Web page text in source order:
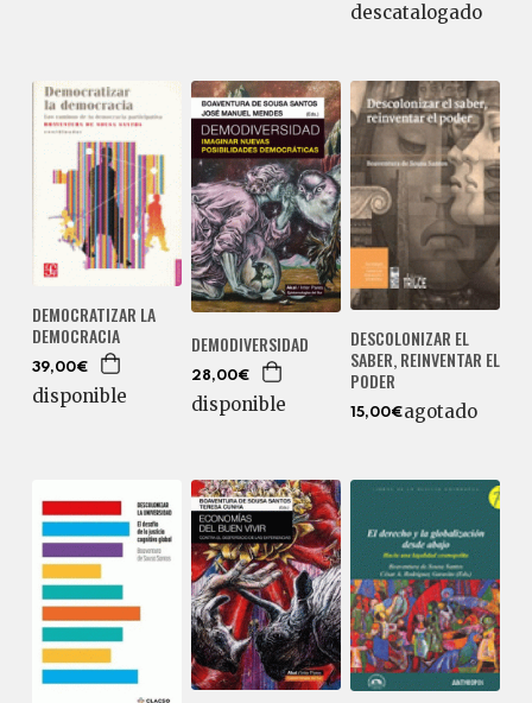
descatalogado
DEMOCRATIZAR LA
DEMOCRACIA
39,00€
disponible
DEMODIVERSIDAD
28,00€
disponible
DESCOLONIZAR EL
SABER, REINVENTAR EL
PODER
15,00€agotado